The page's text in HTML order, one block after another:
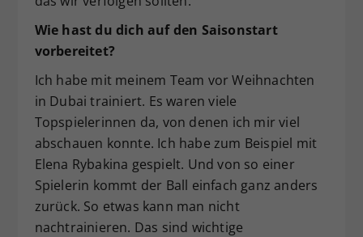
Wie hast du dich auf den Saisonstart
vorbereitet?
Ich habe mit meinem Team vor Weihnachten
in Dubai trainiert. Es waren viele
Topspielerinnen da, von denen ich mir viel
abschauen konnte. Ich habe zum Beispiel mit
Elena Rybakina gespielt. Und von so einer
Spielerin kommt der Ball einfach ganz anders
zurück. So etwas kann man nicht
nachtrainieren. Das sind wichtige